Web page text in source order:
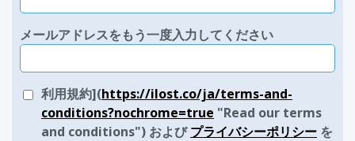
メールアドレスをもう一度入力してください
利用規約](https://ilost.co/ja/terms-and-
conditions?nochrome=true "Read our terms
and conditions") およびプライバシーポリシー を